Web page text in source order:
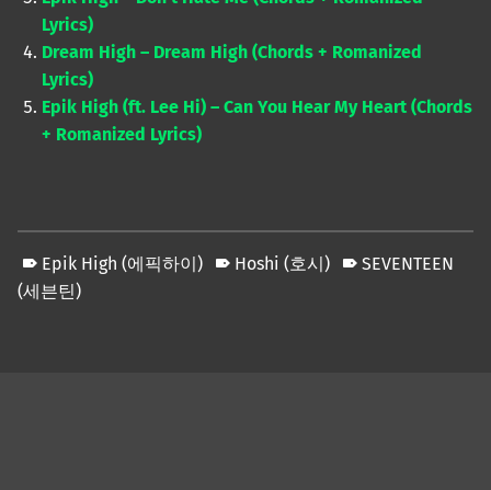
Lyrics)
Dream High – Dream High (Chords + Romanized
Lyrics)
Epik High (ft. Lee Hi) – Can You Hear My Heart (Chords
+ Romanized Lyrics)
Epik High (에픽하이) Hoshi (호시)
SEVENTEEN
(세븐틴)